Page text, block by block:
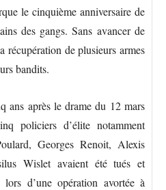
le cinquième anniversaire de
des gangs. Sans avancer de
de plusieurs armes
bandits.
ans après le drame du 12 mars
policiers d’élite notamment
Georges Renoit, Alexis
Wislet avaient été tués et
d’une opération avortée à